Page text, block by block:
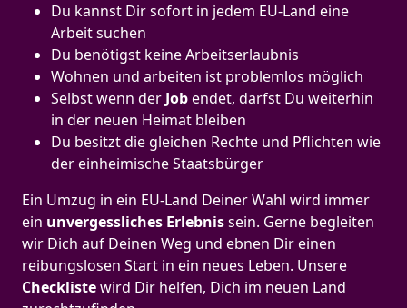
Du kannst Dir sofort in jedem EU-Land eine
Arbeit suchen
Du benötigst keine Arbeitserlaubnis
Wohnen und arbeiten ist problemlos möglich
Selbst wenn der Jobendet, darfst Du weiterhin
in der neuen Heimat bleiben
Du besitzt die gleichen Rechte und Pflichten wie
der einheimische Staatsbürger
Ein Umzug in ein EU-Land Deiner Wahl wird immer
ein unvergessliches Erlebnissein. Gerne begleiten
wir Dich auf Deinen Weg und ebnen Dir einen
reibungslosen Start in ein neues Leben. Unsere
Checklistewird Dir helfen, Dich im neuen Land